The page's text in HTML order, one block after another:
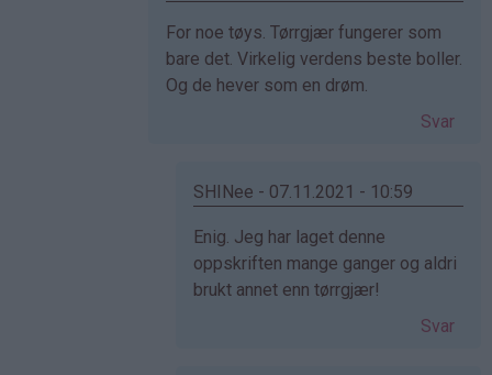
Som
svar
på
bekreftet)
For noe tøys. Tørrgjær fungerer som
bare det. Virkelig verdens beste boller.
Og de hever som en drøm.
Svar
SHINee - 07.11.2021 - 10:59
Som
svar
på
Enig. Jeg har laget denne
oppskriften mange ganger og aldri
brukt annet enn tørrgjær!
Svar